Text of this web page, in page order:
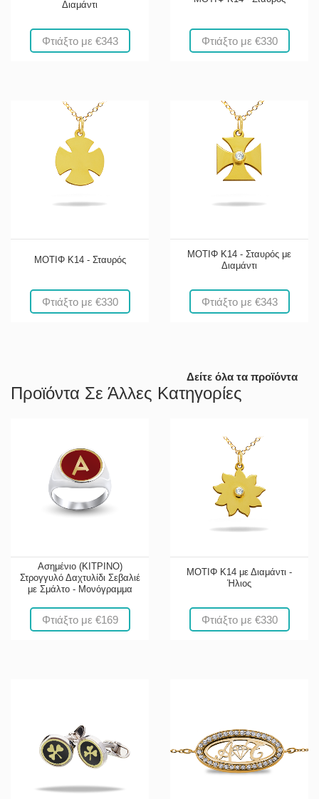
Διαμάντι
Φτιάξτο με €343 Φτιάξτο με €330
ΜΟΤΙΦ Κ14 - Σταυρός
Φτιάξτο με €330
ΜΟΤΙΦ Κ14 - Σταυρός με
Διαμάντι
Φτιάξτο με €343
Δείτε όλα τα προϊόντα
Προϊόντα Σε Άλλες Κατηγορίες
Ασημένιο (ΚΙΤΡΙΝΟ)
Στρογγυλό Δαχτυλίδι Σεβαλιέ
με Σμάλτο - Μονόγραμμα
Φτιάξτο με €169
ΜΟΤΙΦ Κ14 με Διαμάντι -
Ήλιος
Φτιάξτο με €330